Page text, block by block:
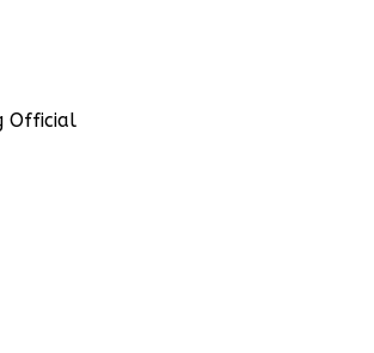
Official